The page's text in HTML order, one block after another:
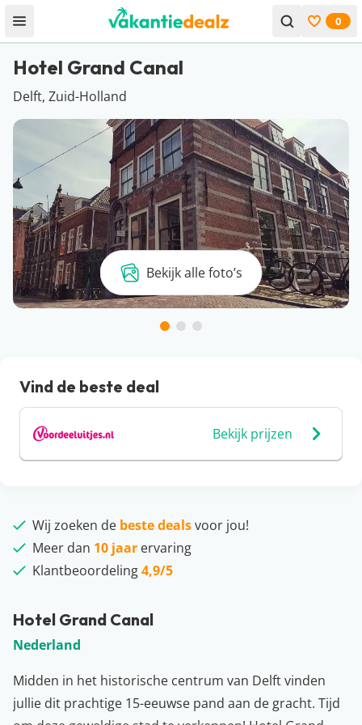
Open menu Bekijk
0
Hotel Grand Canal
Delft, Zuid-Holland
Bekijk alle foto’s
Hotel Grand Canal
Nederland
Midden in het historische centrum van Delft vinden
jullie dit prachtige 15-eeuwse pand aan de gracht. Tijd
Vind de beste deal
Bekijk prijzen
Wij zoeken de beste dealsvoor jou!
Meer dan 10 jaar ervaring
Klantbeoordeling4,9/5